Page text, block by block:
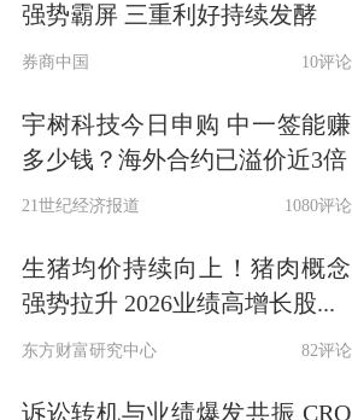
强势霸屏 三重利好持续发酵
券商中国 10评论
宇树科技今日申购 中一签能赚
多少钱？海外合约已溢价近3倍
21世纪经济报道 1080评论
生猪均价持续向上！猪肉概念
强势拉升 2026业绩高增长股...
东方财富研究中心 82评论
诉讼转机与业绩爆发共振 CRO